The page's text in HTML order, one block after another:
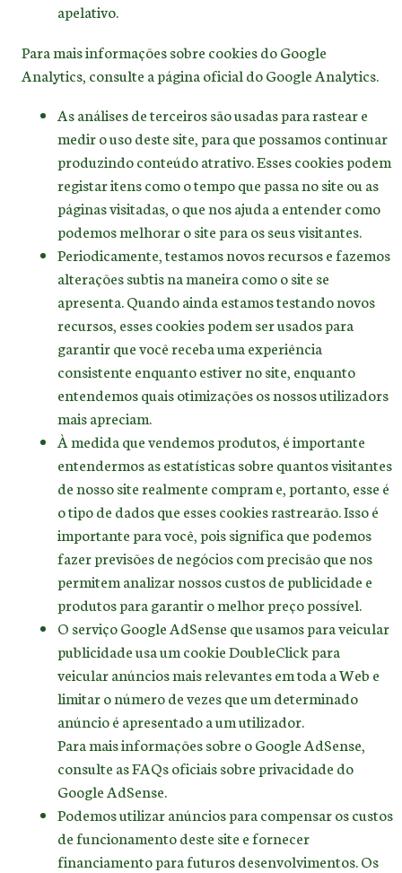
apelativo.
Para mais informações sobre cookies do Google
Analytics, consulte a página oficial do Google Analytics.
As análises de terceiros são usadas para rastear e
medir o uso deste site, para que possamos continuar
produzindo conteúdo atrativo. Esses cookies podem
registar itens como o tempo que passa no site ou as
páginas visitadas, o que nos ajuda a entender como
podemos melhorar o site para os seus visitantes.
Periodicamente, testamos novos recursos e fazemos
alterações subtis na maneira como o site se
apresenta. Quando ainda estamos testando novos
recursos, esses cookies podem ser usados para
garantir que você receba uma experiência
consistente enquanto estiver no site, enquanto
entendemos quais otimizações os nossos utilizadors
mais apreciam.
À medida que vendemos produtos, é importante
entendermos as estatísticas sobre quantos visitantes
de nosso site realmente compram e, portanto, esse é
o tipo de dados que esses cookies rastrearão. Isso é
importante para você, pois significa que podemos
fazer previsões de negócios com precisão que nos
permitem analizar nossos custos de publicidade e
produtos para garantir o melhor preço possível.
O serviço Google AdSense que usamos para veicular
publicidade usa um cookie DoubleClick para
veicular anúncios mais relevantes em toda a Web e
limitar o número de vezes que um determinado
anúncio é apresentado a um utilizador.
Para mais informações sobre o Google AdSense,
consulte as FAQs oficiais sobre privacidade do
Google AdSense.
Podemos utilizar anúncios para compensar os custos
de funcionamento deste site e fornecer
financiamento para futuros desenvolvimentos. Os